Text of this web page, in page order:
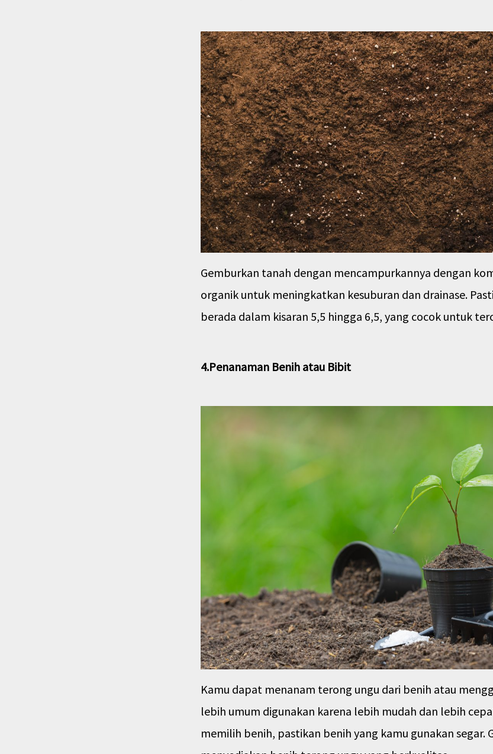
Gemburkan tanah dengan mencampurkannya dengan
organik untuk meningkatkan kesuburan dan drainase.
berada dalam kisaran 5,5 hingga 6,5, yang cocok untuk
4.Penanaman Benih atau Bibit
Kamu dapat menanam terong ungu dari benih atau
lebih umum digunakan karena lebih mudah dan lebih
memilih benih, pastikan benih yang kamu gunakan segar.